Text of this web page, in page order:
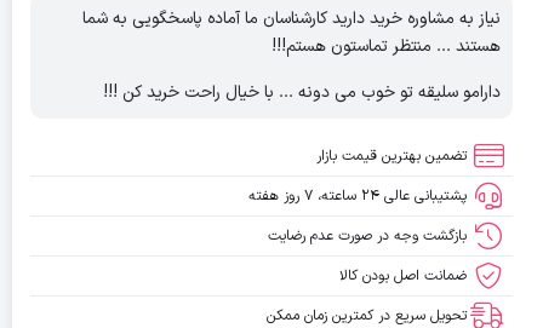
نیاز به مشاوره خرید دارید کارشناسان ما آماده پاسخگویی به شما
هستند ... منتظر تماستون هستم!!!
دارامو سلیقه تو خوب می دونه ... با خیال راحت خرید کن !!!
تضمین بهترین قیمت بازار
پشتیبانی عالی ۲۴ ساعته، ۷ روز هفته
بازگشت وجه در صورت عدم رضایت
ضمانت اصل بودن کالا
تحویل سریع در کمترین زمان ممکن